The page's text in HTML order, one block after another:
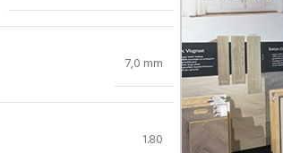
7,0 mm
1.80